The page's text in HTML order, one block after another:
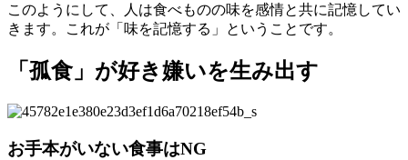
このようにして、人は食べものの味を感情と共に記憶してい
きます。これが「味を記憶する」ということです。
「孤食」が好き嫌いを生み出す
お手本がいない食事はNG